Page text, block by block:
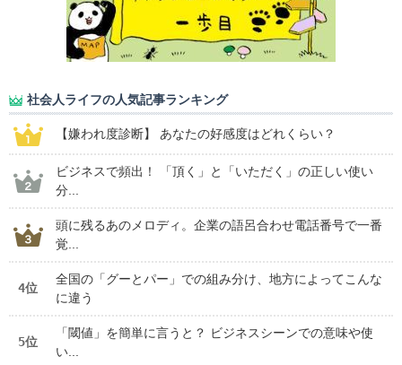
社会人ライフの人気記事ランキング
【嫌われ度診断】 あなたの好感度はどれくらい？
ビジネスで頻出！ 「頂く」と「いただく」の正しい使い
分...
頭に残るあのメロディ。企業の語呂合わせ電話番号で一番
覚...
4位
全国の「グーとパー」での組み分け、地方によってこんな
に違う
5位
「閾値」を簡単に言うと？ ビジネスシーンでの意味や使
い...